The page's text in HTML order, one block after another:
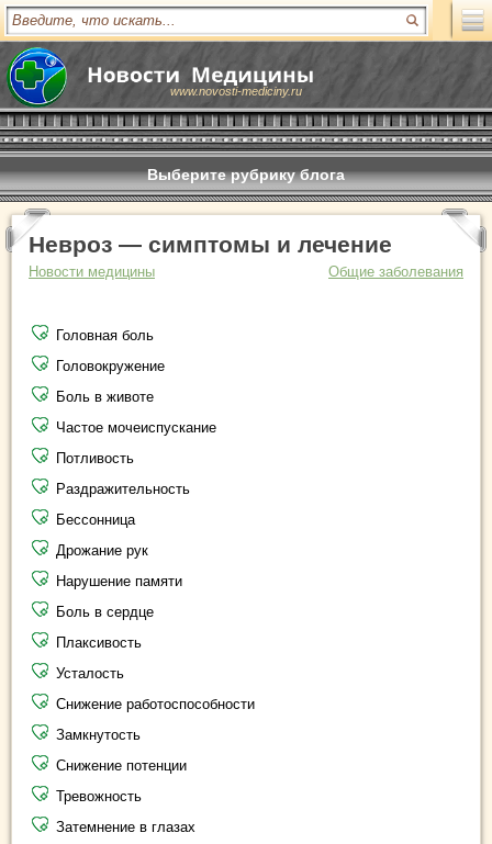
www.novosti-mediciny.ru
Выберите рубрику блога
Невроз — симптомы и лечение
Новости медицины Общие заболевания
Головная боль
Головокружение
Боль в животе
Частое мочеиспускание
Потливость
Раздражительность
Бессонница
Дрожание рук
Нарушение памяти
Боль в сердце
Плаксивость
Усталость
Снижение работоспособности
Замкнутость
Снижение потенции
Тревожность
Затемнение в глазах